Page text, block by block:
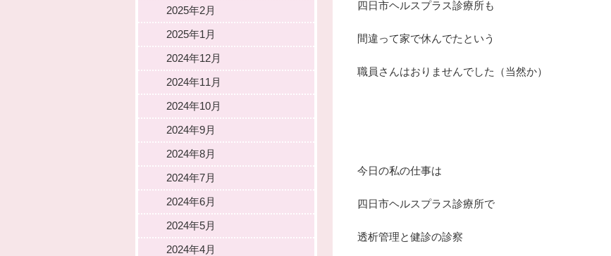
四日市ヘルスプラス診療所も
間違って家で休んでたという
職員さんはおりませんでした（当然か）
今日の私の仕事は
四日市ヘルスプラス診療所で
透析管理と健診の診察
2025年2月
2025年1月
2024年12月
2024年11月
2024年10月
2024年9月
2024年8月
2024年7月
2024年6月
2024年5月
2024年4月